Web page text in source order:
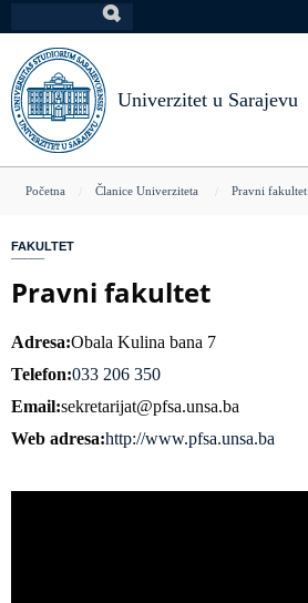
na
glavni
sadržaj
Univerzitet u Sarajevu
You
here
Početna Članice Univerziteta Pravni fakultet
FAKULTET
Pravni fakultet
Adresa Obala Kulina bana 7
Telefon 033 206 350
Email sekretarijat@pfsa.unsa.ba
Web adresa http://www.pfsa.unsa.ba